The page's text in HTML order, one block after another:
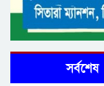
সর্বশেষ